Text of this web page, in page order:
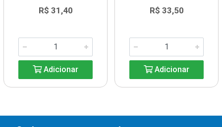
R$ 31,40
Adicionar
R$ 33,50
Adicionar